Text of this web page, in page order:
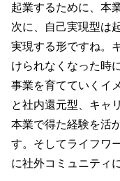
起業するために、本
次に、自己実現型は
実現する形ですね。
けられなくなった時
事業を育てていくイ
と社内還元型、キャ
本業で得た経験を活
す。そしてライフワ
に社外コミュニティ